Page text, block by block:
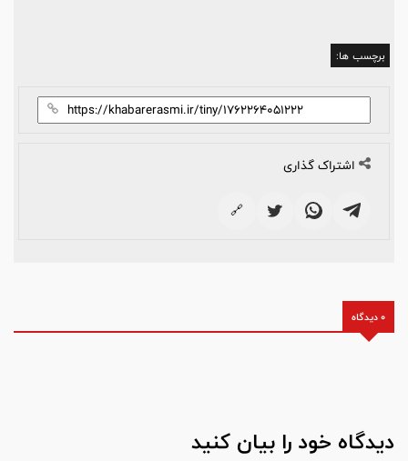
برچسب ها:
اشتراک گذاری
🔗
0 دیدگاه
دیدگاه خود را بیان کنید